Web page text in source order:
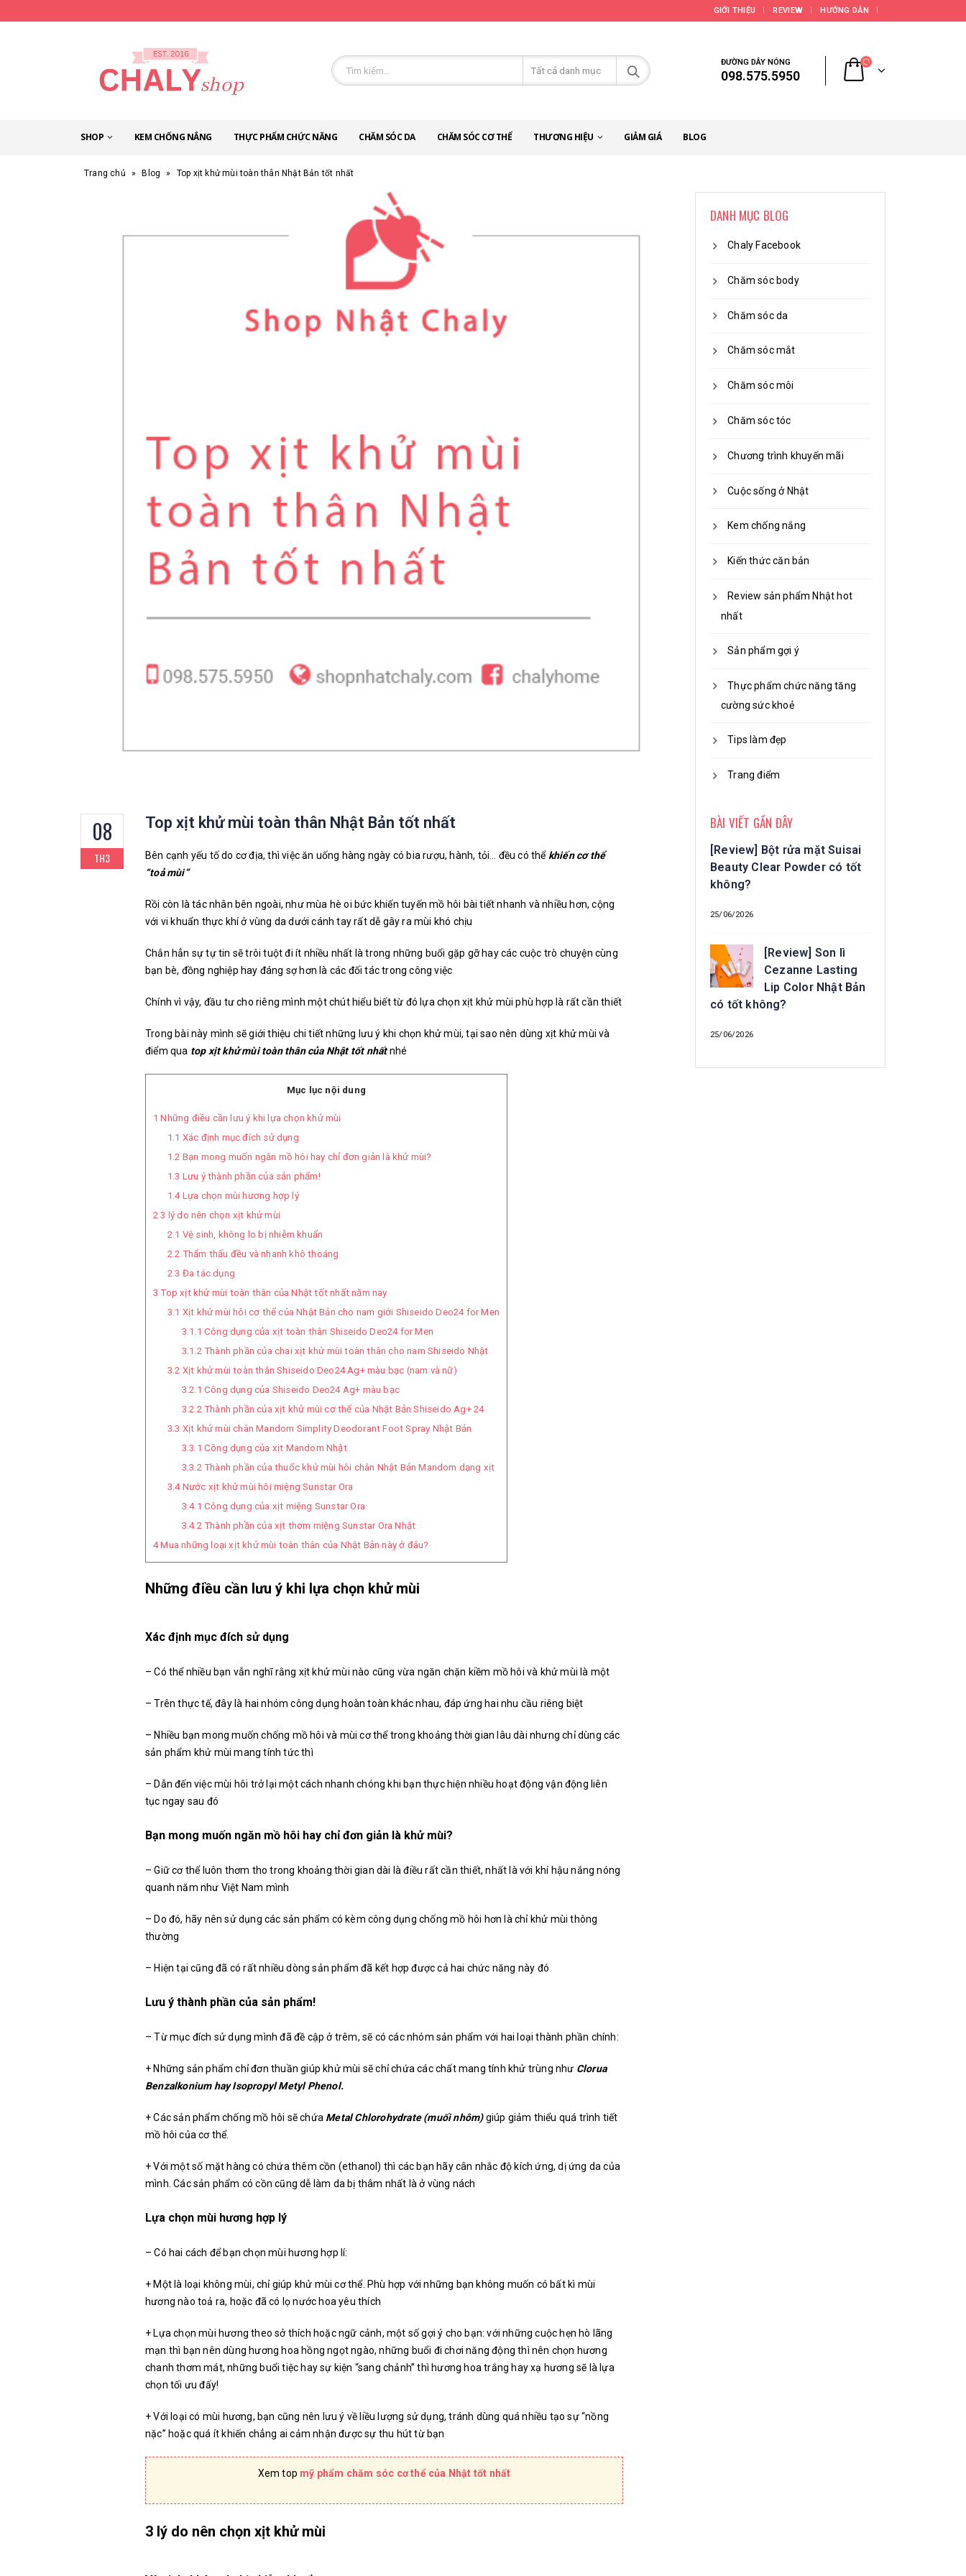
GIỚI THIỆU REVIEW HƯỚNG DẪN
ĐƯỜNG DÂY NÓNG
098.575.5950
SHOP KEM CHỐNG NẮNG THỰC PHẨM CHỨC NĂNG CHĂM SÓC DA CHĂM SÓC CƠ THỂ THƯƠNG HIỆU GIẢM GIÁ BLOG
Trang chủ » Blog » Top xịt khử mùi toàn thân Nhật Bản tốt nhất
08
TH3
Top xịt khử mùi toàn thân Nhật Bản tốt nhất
Bên cạnh yếu tố do cơ địa, thì việc ăn uống hàng ngày có bia rượu, hành, tỏi… đều có thể khiến cơ thể
“toả mùi”
Rồi còn là tác nhân bên ngoài, như mùa hè oi bức khiến tuyến mồ hôi bài tiết nhanh và nhiều hơn, cộng
với vi khuẩn thực khí ở vùng da dưới cánh tay rất dễ gây ra mùi khó chịu
Chắn hẳn sự tự tin sẽ trôi tuột đi ít nhiều nhất là trong những buổi gặp gỡ hay các cuộc trò chuyện cùng
bạn bè, đồng nghiệp hay đáng sợ hơn là các đối tác trong công việc
Chính vì vậy, đầu tư cho riêng mình một chút hiểu biết từ đó lựa chọn xịt khử mùi phù hợp là rất cần thiết
Trong bài này mình sẽ giới thiệu chi tiết những lưu ý khi chọn khử mùi, tại sao nên dùng xịt khử mùi và
điểm qua top xịt khử mùi toàn thân của Nhật tốt nhấtnhé
Mục lục nội dung
1 Những điều cần lưu ý khi lựa chọn khử mùi
1.1 Xác định mục đích sử dụng
1.2 Bạn mong muốn ngăn mồ hôi hay chỉ đơn giản là khử mùi?
1.3 Lưu ý thành phần của sản phẩm!
1.4Lựa chọn mùi hương hợp lý
2 3 lý do nên chọn xịt khử mùi
2.1 Vệ sinh, không lo bị nhiễm khuẩn
2.2 Thẩm thấu đều và nhanh khô thoáng
2.3 Đa tác dụng
3 Top xịt khử mùi toàn thân của Nhật tốt nhất năm nay
3.1 Xịt khử mùi hôi cơ thể của Nhật Bản cho nam giới Shiseido Deo24 for Men
3.1.1 Công dụng của xịt toàn thân Shiseido Deo24 for Men
3.1.2Thành phần của chai xịt khử mùi toàn thân cho nam Shiseido Nhật
3.2 Xịt khử mùi toàn thân Shiseido Deo24 Ag+ màu bạc (nam và nữ)
3.2.1 Công dụng của Shiseido Deo24 Ag+ màu bạc
3.2.2Thành phần của xịt khử mùi cơ thể của Nhật Bản Shiseido Ag+ 24
3.3 Xịt khử mùi chân Mandom Simplity Deodorant Foot Spray Nhật Bản
3.3.1 Công dụng của xịt Mandom Nhật
3.3.2Thành phần của thuốc khử mùi hôi chân Nhật Bản Mandom dạng xịt
3.4Nước xịt khử mùi hôi miệng Sunstar Ora
3.4.1 Công dụng của xịt miệng Sunstar Ora
3.4.2Thành phần của xịt thơm miệng Sunstar Ora Nhật
4Mua những loại xịt khử mùi toàn thân của Nhật Bản này ở đâu?
Những điều cần lưu ý khi lựa chọn khử mùi
Xác định mục đích sử dụng
– Có thể nhiều bạn vẫn nghĩ rằng xịt khử mùi nào cũng vừa ngăn chặn kiềm mồ hôi và khử mùi là một
– Trên thực tế, đây là hai nhóm công dụng hoàn toàn khác nhau, đáp ứng hai nhu cầu riêng biệt
– Nhiều bạn mong muốn chống mồ hôi và mùi cơ thể trong khoảng thời gian lâu dài nhưng chỉ dùng các
sản phẩm khử mùi mang tính tức thì
– Dẫn đến việc mùi hôi trở lại một cách nhanh chóng khi bạn thực hiện nhiều hoạt động vận động liên
tục ngay sau đó
Bạn mong muốn ngăn mồ hôi hay chỉ đơn giản là khử mùi?
– Giữ cơ thể luôn thơm tho trong khoảng thời gian dài là điều rất cần thiết, nhất là với khí hậu nắng nóng
quanh năm như Việt Nam mình
– Do đó, hãy nên sử dụng các sản phẩm có kèm công dụng chống mồ hôi hơn là chỉ khử mùi thông
thường
– Hiện tại cũng đã có rất nhiều dòng sản phẩm đã kết hợp được cả hai chức năng này đó
Lưu ý thành phần của sản phẩm!
– Từ mục đích sử dụng mình đã đề cập ở trêm, sẽ có các nhóm sản phẩm với hai loại thành phần chính:
+ Những sản phẩm chỉ đơn thuần giúp khử mùi sẽ chỉ chứa các chất mang tính khử trùng như Clorua
Benzalkonium hay Isopropyl Metyl Phenol.
+ Các sản phẩm chống mồ hôi sẽ chứa Metal Chlorohydrate (muối nhôm)giúp giảm thiểu quá trình tiết
mồ hôi của cơ thể.
+ Với một số mặt hàng có chứa thêm cồn (ethanol) thì các bạn hãy cân nhắc độ kích ứng, dị ứng da của
mình. Các sản phẩm có cồn cũng dễ làm da bị thâm nhất là ở vùng nách
Lựa chọn mùi hương hợp lý
– Có hai cách để bạn chọn mùi hương hợp lí:
+ Một là loại không mùi, chỉ giúp khử mùi cơ thể. Phù hợp với những bạn không muốn có bất kì mùi
hương nào toả ra, hoặc đã có lọ nước hoa yêu thích
+ Lựa chọn mùi hương theo sở thích hoặc ngữ cảnh, một số gợi ý cho bạn: với những cuộc hẹn hò lãng
mạn thì bạn nên dùng hương hoa hồng ngọt ngào, những buổi đi chơi năng động thì nên chọn hương
chanh thơm mát, những buổi tiệc hay sự kiện “sang chảnh” thì hương hoa trắng hay xạ hương sẽ là lựa
chọn tối ưu đấy!
+ Với loại có mùi hương, bạn cũng nên lưu ý về liều lượng sử dụng, tránh dùng quá nhiều tạo sự “nồng
nặc” hoặc quá ít khiến chẳng ai cảm nhận được sự thu hút từ bạn
Xem top mỹ phẩm chăm sóc cơ thể của Nhật tốt nhất
3 lý do nên chọn xịt khử mùi
DANH MỤC BLOG
Chaly Facebook
Chăm sóc body
Chăm sóc da
Chăm sóc mắt
Chăm sóc môi
Chăm sóc tóc
Chương trình khuyến mãi
Cuộc sống ở Nhật
Kem chống nắng
Kiến thức căn bản
Review sản phẩm Nhật hot
nhất
Sản phẩm gợi ý
Thực phẩm chức năng tăng
cường sức khoẻ
Tips làm đẹp
Trang điểm
BÀI VIẾT GẦN ĐÂY
[Review] Bột rửa mặt Suisai
Beauty Clear Powder có tốt
không?
25/06/2026
[Review] Son lì
Cezanne Lasting
Lip Color Nhật Bản
có tốt không?
25/06/2026